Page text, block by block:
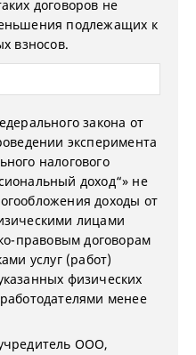
договоров не
подлежащих к
взносов.
закона от
эксперимента
налогового
доход“» не
доходы от
лицами
правовым договорам
услуг (работ)
физических
менее
ООО,